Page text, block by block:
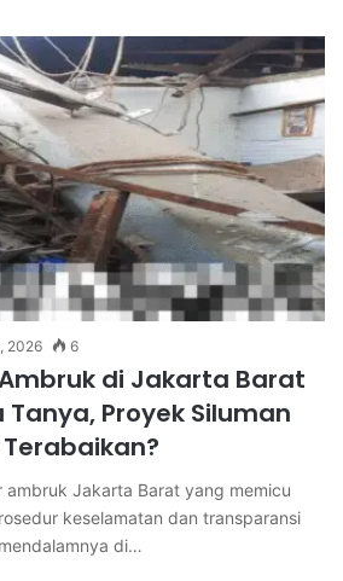
2026 6
di Jakarta Barat
Proyek Siluman
ambruk Jakarta Barat yang memicu
keselamatan dan transparansi
di…